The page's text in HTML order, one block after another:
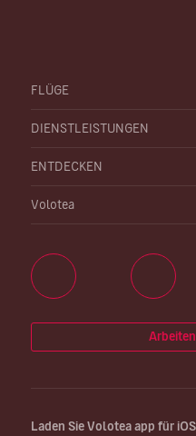
FLÜGE
DIENSTLEISTUNGEN
ENTDECKEN
Volotea
Laden Sie Volotea app für